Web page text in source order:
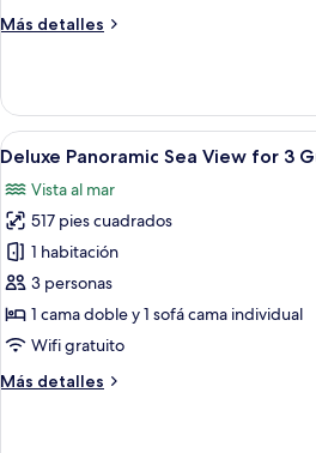
Más detalles
Más
Panoramic
Sea
View
Abrir
todas
las
fotos
de
Deluxe
Panoramic
Sea
for
Una
32
Deluxe Panoramic Sea View for 3
Vista al mar
517 pies cuadrados
1 habitación
3 personas
1 cama doble y 1 sofá cama individual
Wifi gratuito
Más detalles
Más